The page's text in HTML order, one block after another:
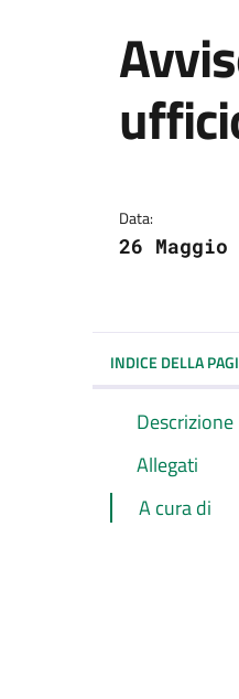
Data:
26 Maggio
INDICE DELLA
Descrizione
Allegati
A cura di